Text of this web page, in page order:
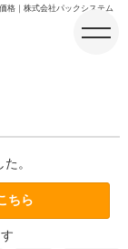
格｜株式会社パックシステム
。
ちら